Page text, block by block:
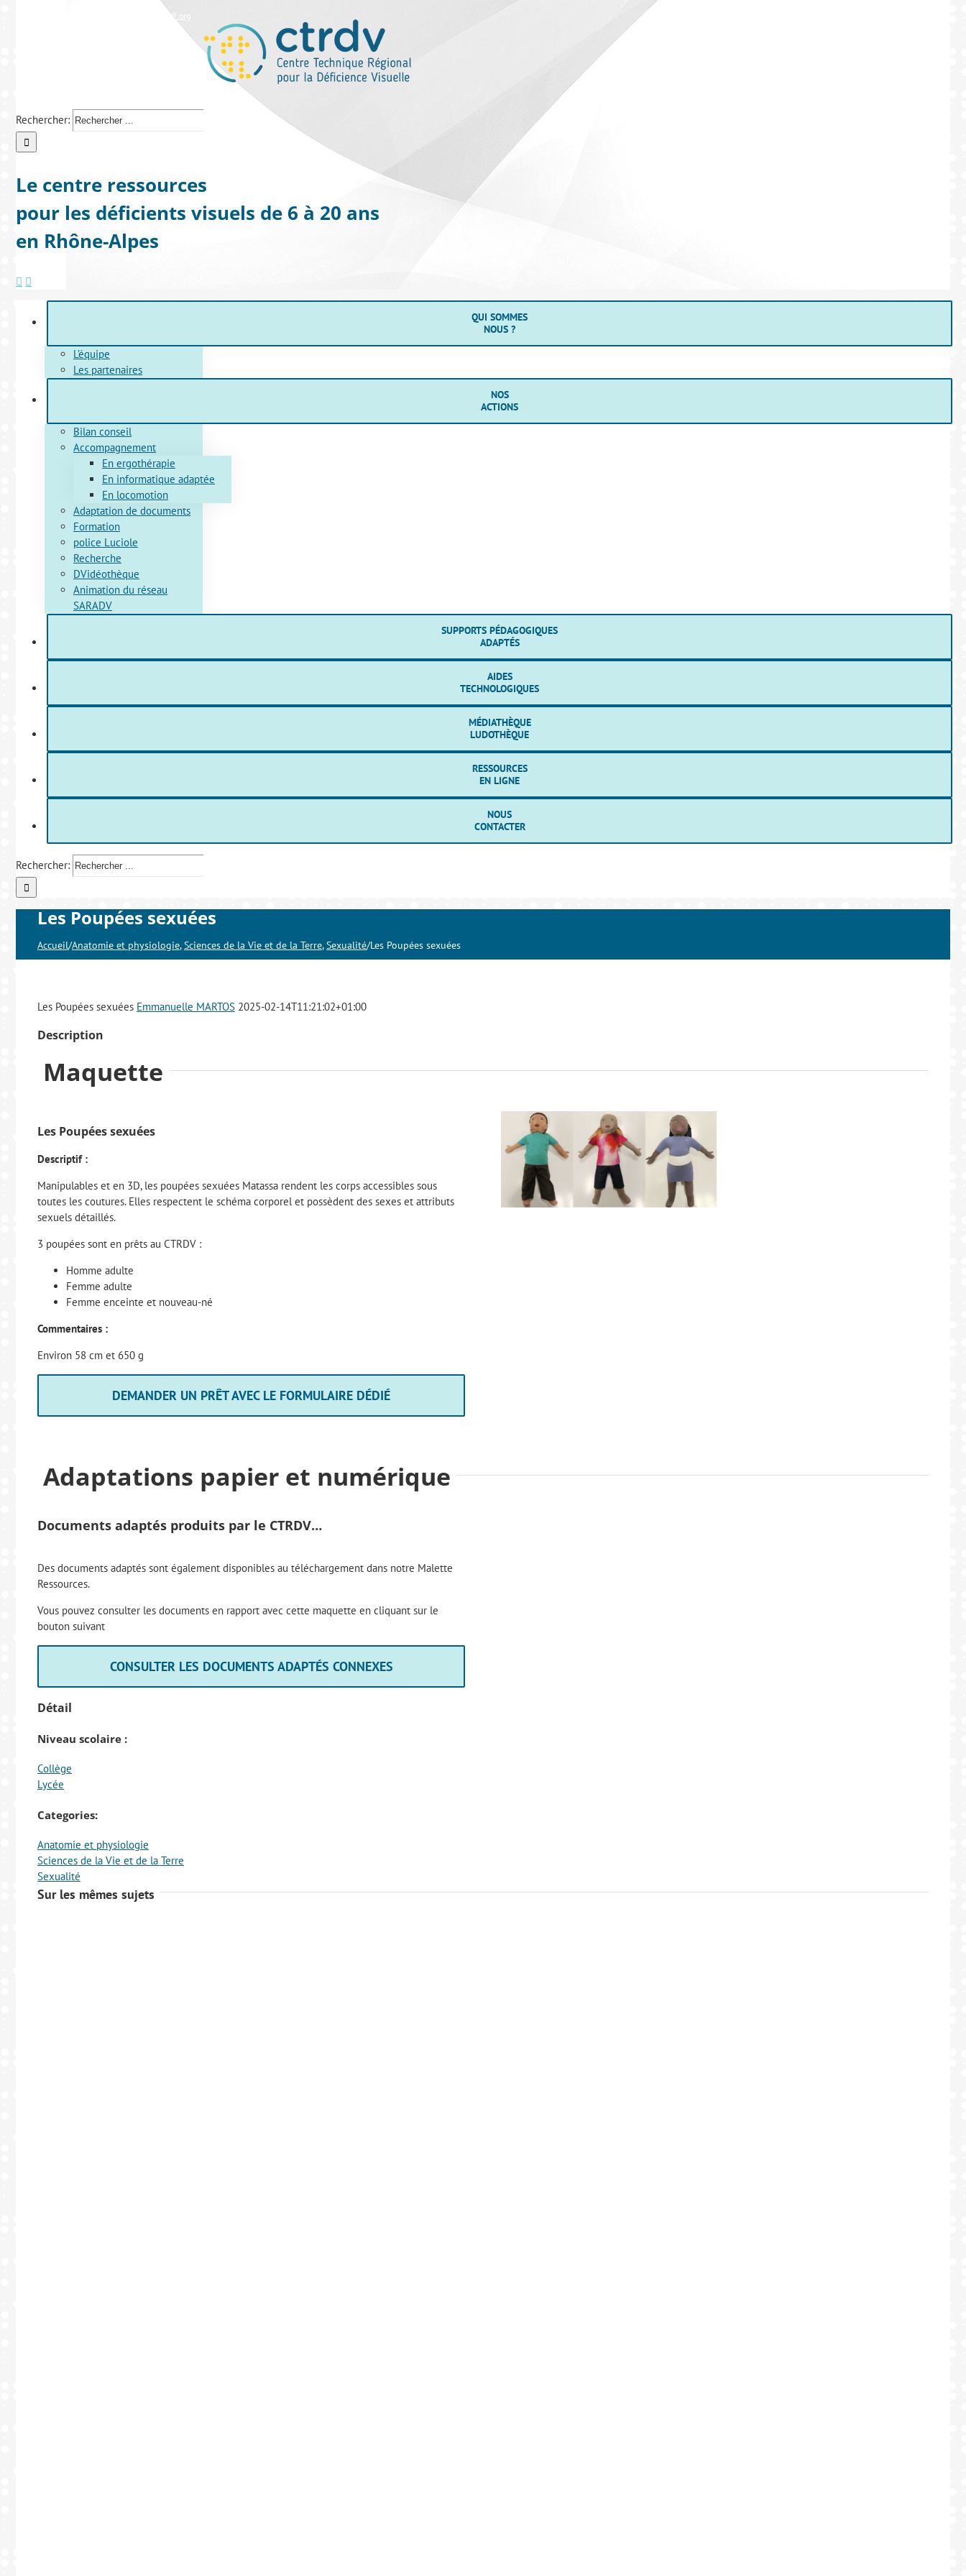
ctrdv@lespep69.org
Rechercher:
Le centre ressources
pour les déficients visuels de 6 à 20 ans
en Rhône-Alpes
QUI SOMMES
NOUS ?
L’équipe
Les partenaires
NOS
ACTIONS
Bilan conseil
Accompagnement
En ergothérapie
En informatique adaptée
En locomotion
Adaptation de documents
Formation
police Luciole
Recherche
DVidéothèque
Animation du réseau
SARADV
SUPPORTS PÉDAGOGIQUES
ADAPTÉS
AIDES
TECHNOLOGIQUES
MÉDIATHÈQUE
LUDOTHÈQUE
RESSOURCES
EN LIGNE
NOUS
CONTACTER
Rechercher:
Les Poupées sexuées
Accueil/Anatomie et physiologie,Sciences de la Vie et de la Terre,Sexualité/Les Poupées sexuées
Les Poupées sexuées Emmanuelle MARTOS 2025-02-14T11:21:02+01:00
Description
Maquette
Les Poupées sexuées
Descriptif :
Manipulables et en 3D, les poupées sexuées Matassa rendent les corps accessibles sous
toutes les coutures. Elles respectent le schéma corporel et possèdent des sexes et attributs
sexuels détaillés.
3 poupées sont en prêts au CTRDV :
Homme adulte
Femme adulte
Femme enceinte et nouveau-né
Commentaires :
Environ 58 cm et 650 g
DEMANDER UN PRÊT AVEC LE FORMULAIRE DÉDIÉ
Adaptations papier et numérique
Documents adaptés produits par le CTRDV…
Des documents adaptés sont également disponibles au téléchargement dans notre Malette
Ressources.
Vous pouvez consulter les documents en rapport avec cette maquette en cliquant sur le
bouton suivant
CONSULTER LES DOCUMENTS ADAPTÉS CONNEXES
Détail
Niveau scolaire :
Collège
Lycée
Categories:
Anatomie et physiologie
Sciences de la Vie et de la Terre
Sexualité
Sur les mêmes sujets